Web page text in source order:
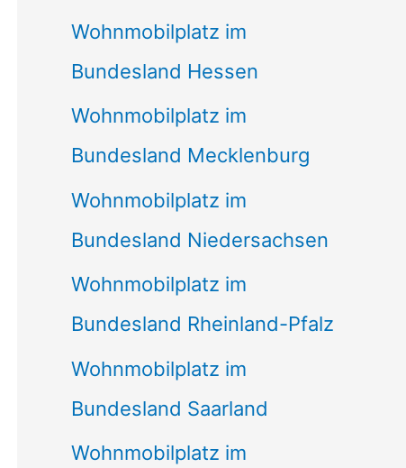
Wohnmobilplatz im
Bundesland Hessen
Wohnmobilplatz im
Bundesland Mecklenburg
Wohnmobilplatz im
Bundesland Niedersachsen
Wohnmobilplatz im
Bundesland Rheinland-Pfalz
Wohnmobilplatz im
Bundesland Saarland
Wohnmobilplatz im